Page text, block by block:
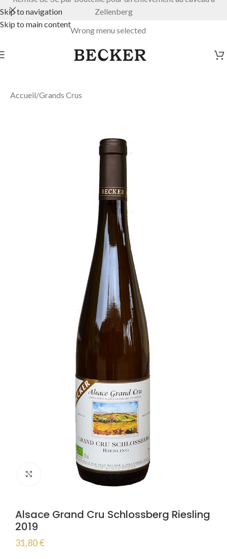
Skip to navigation
Skip to main content
Zellenberg
Wrong menu selected
Accueil/Grands Crus
Click to enlarge
Alsace Grand Cru Schlossberg Riesling
2019
31,80€